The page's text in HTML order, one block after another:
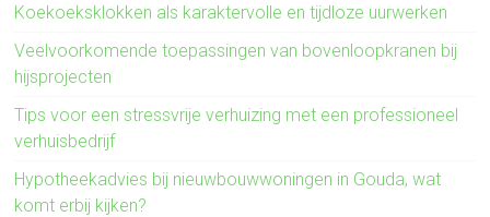
Koekoeksklokken als karaktervolle en tijdloze uurwerken
Veelvoorkomende toepassingen van bovenloopkranen bij
hijsprojecten
Tips voor een stressvrije verhuizing met een professioneel
verhuisbedrijf
Hypotheekadvies bij nieuwbouwwoningen in Gouda, wat
komt erbij kijken?